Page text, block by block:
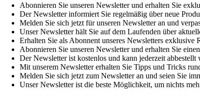
Abonnieren Sie unseren Newsletter und erhalten Sie
Der Newsletter informiert Sie regelmäßig über neue
Melden Sie sich jetzt für unseren Newsletter an und
Unser Newsletter hält Sie auf dem Laufenden über
Erhalten Sie als Abonnent unseres Newsletters exklusive
Abonnieren Sie unseren Newsletter und erhalten Sie
Der Newsletter ist kostenlos und kann jederzeit abbestellt
Mit unserem Newsletter erhalten Sie Tipps und Tricks
Melden Sie sich jetzt zum Newsletter an und seien Sie
Unser Newsletter ist die beste Möglichkeit, um nichts